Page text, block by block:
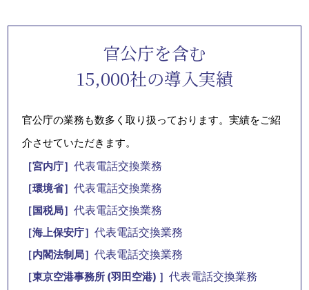
官公庁を含む
15,000社の導入実績
官公庁の業務も数多く取り扱っております。実績をご紹
介させていただきます。
［宮内庁］代表電話交換業務
［環境省］代表電話交換業務
［国税局］代表電話交換業務
［海上保安庁］代表電話交換業務
［内閣法制局］代表電話交換業務
［東京空港事務所 (羽田空港) ］代表電話交換業務